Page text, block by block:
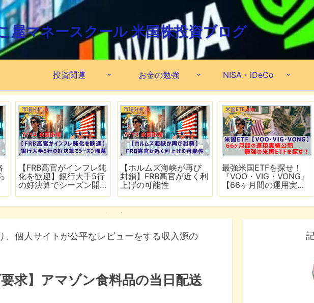
屋マネースクール 米国株投資ブログ
投資関連 お金の勉強 NISA・iDeCo
市場分析
【FRB高官がインフレ鈍
化を歓迎】銀行大手5行
の好決算でシーズン開
市場分析
【ホルムズ海峡が再び
封鎖】FRB高官が近く利
上げの可能性
米国ETF
最強米国ETFを探せ！
『VOO・VIG・VONG』
【66ヶ月間の運用実績
個人サイトが公平なレビューをする収入源の
求】アマゾン食料品の当日配送